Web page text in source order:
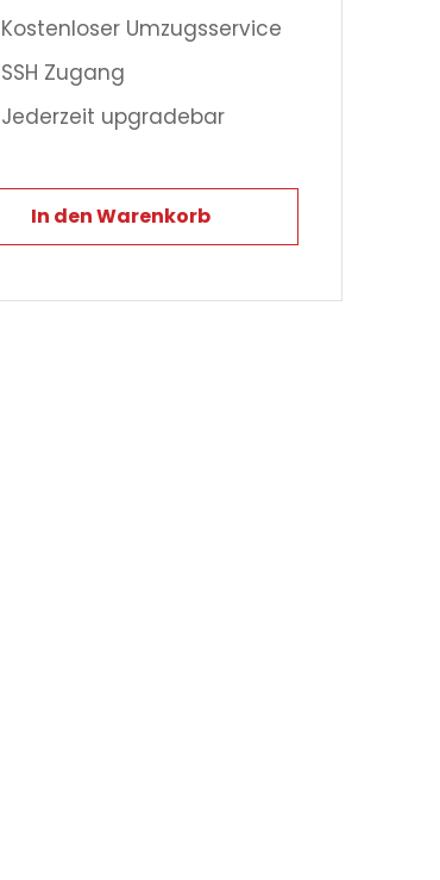
Kostenloser Umzugsservice
SSH Zugang
Jederzeit upgradebar
In den Warenkorb